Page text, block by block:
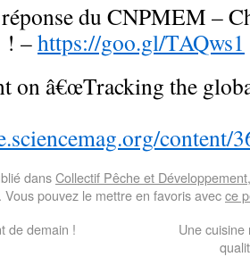
du CNPMEM –
! –https://goo.gl/TAQws1
on â€œTracking the
content/
dansCollectif Pêche et Développement
. Vous pouvez le mettre en favoris avecce
de demain !
Une